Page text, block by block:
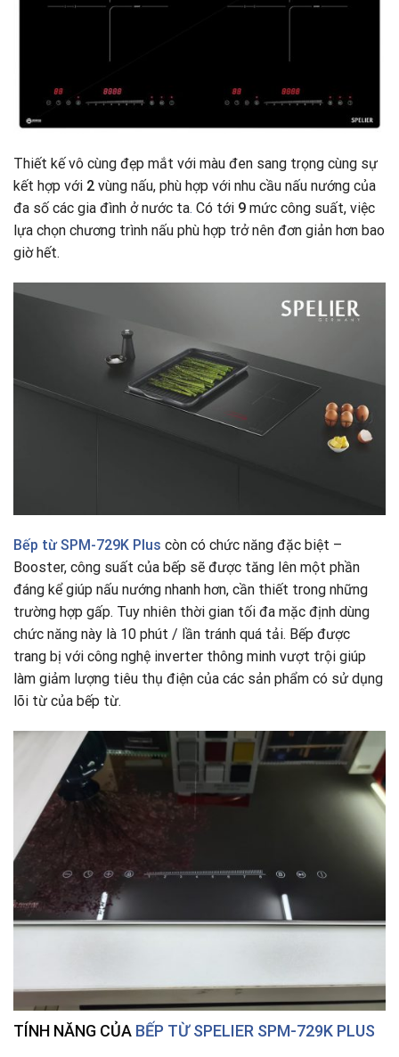
Thiết kế vô cùng đẹp mắt với màu đen sang trọng cùng sự
kết hợp với 2 vùng nấu, phù hợp với nhu cầu nấu nướng của
đa số các gia đình ở nước ta. Có tới 9 mức công suất, việc
lựa chọn chương trình nấu phù hợp trở nên đơn giản hơn bao
giờ hết.
Bếp từ SPM-729K Plus còn có chức năng đặc biệt –
Booster, công suất của bếp sẽ được tăng lên một phần
đáng kể giúp nấu nướng nhanh hơn, cần thiết trong những
trường hợp gấp. Tuy nhiên thời gian tối đa mặc định dùng
chức năng này là 10 phút / lần tránh quá tải. Bếp được
trang bị với công nghệ inverter thông minh vượt trội giúp
làm giảm lượng tiêu thụ điện của các sản phẩm có sử dụng
lõi từ của bếp từ.
TÍNH NĂNG CỦA BẾP TỪ SPELIER SPM-729K PLUS